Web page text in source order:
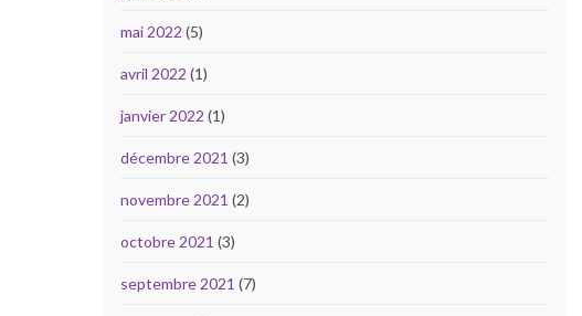
mai 2022 (5)
avril 2022 (1)
janvier 2022 (1)
décembre 2021 (3)
novembre 2021 (2)
octobre 2021 (3)
septembre 2021 (7)